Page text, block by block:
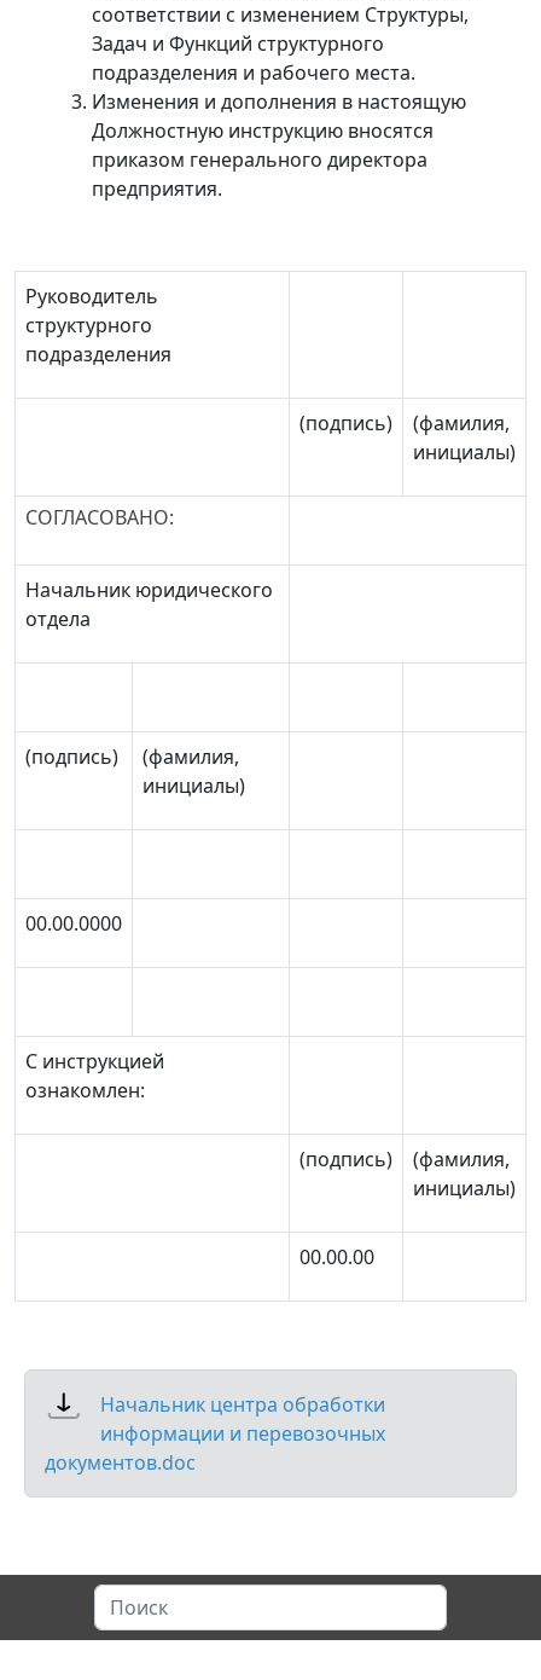
соответствии с изменением Структуры,
Задач и Функций структурного
подразделения и рабочего места.
Изменения и дополнения в настоящую
Должностную инструкцию вносятся
приказом генерального директора
предприятия.
Руководитель
структурного
подразделения
(подпись)
(фамилия,
инициалы)
СОГЛАСОВАНО:
Начальник юридического
отдела
(подпись)
(фамилия,
инициалы)
00.00.0000
С инструкцией
ознакомлен:
(подпись)
(фамилия,
инициалы)
00.00.00
Начальник центра обработки
информации и перевозочных
документов.doc